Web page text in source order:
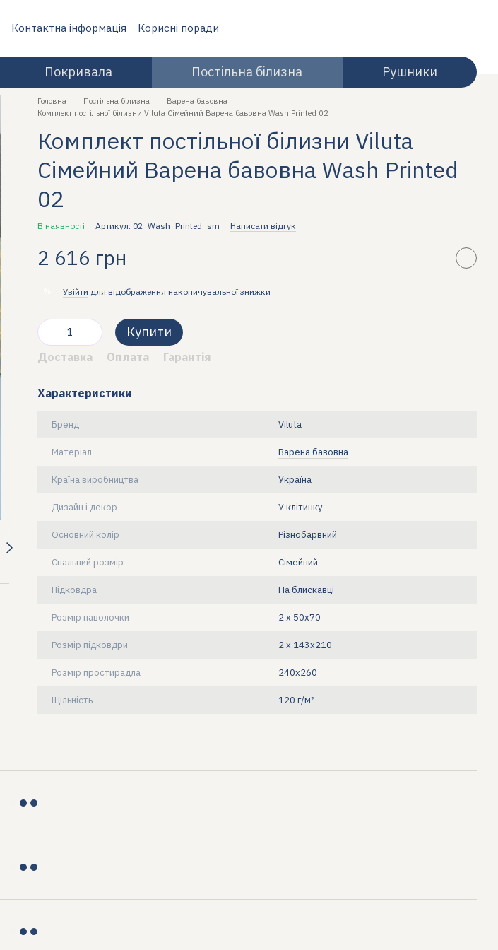
Контактна інформація
Корисні поради
Покривала Постільна білизна Рушники
Головна Постільна білизна
Варена бавовна
Комплект постільної білизни Viluta Сімейний Варена бавовна Wash Printed 02
Комплект постільної білизни Viluta
Сімейний Варена бавовна Wash Printed
02
В наявності Артикул: 02_Wash_Printed_sm Написати відгук
2 616 грн
Увійти для відображення накопичувальної знижки
Купити
Доставка Оплата Гарантія
Характеристики
Бренд Viluta
Матеріал Варена бавовна
Країна виробництва Україна
Дизайн і декор У клітинку
Основний колір Різнобарвний
Спальний розмір Сімейний
Підковдра На блискавці
Розмір наволочки 2 х 50х70
Розмір підковдри 2 х 143х210
Розмір простирадла 240х260
Щільність 120 г/м²